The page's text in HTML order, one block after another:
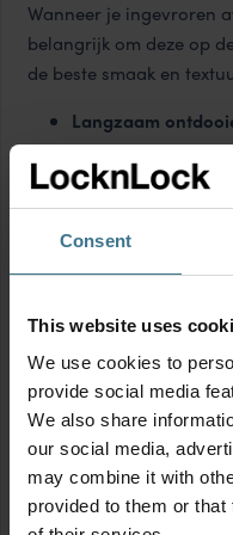
Consent
This website uses
We use cookies to
provide social media
We also share
our social media,
may combine it with
provided to them or
Wanneer je ingevroren
belangrijk om deze op
de beste smaak en
Langzaam
De beste manier
ontdooien, is door
laten liggen. Dit
geleidelijk
Snelle
avocado onder
ontdooi proces
verwarmen.
Direct gebruik
Als je de avocado
je deze
gerecht